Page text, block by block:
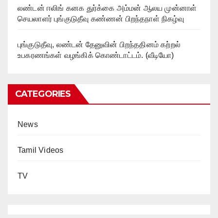
லண்டன் ஈலிங் கனக துர்க்கை அம்மன் ஆலய முன்னாள்
செயலாளர் புங்குடுதீவு கண்ணன் பிறந்தநாள் நிகழ்வு
புங்குடுதீவு, லண்டன் தேனுவின் பிறந்ததினம் கற்றல்
உபகரணங்கள் வழங்கிக் கொண்டாட்டம். (வீடியோ)
CATEGORIES
News
Tamil Videos
TV